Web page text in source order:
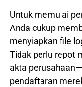
Untuk memulai
Anda cukup
menyiapkan file
Tidak perlu repot
akta
pendaftaran